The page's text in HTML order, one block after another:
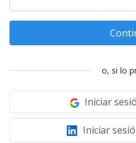
o, si lo
Iniciar
Iniciar